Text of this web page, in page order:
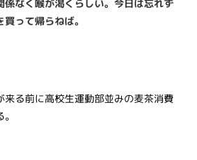
係なく喉が渇くらしい。今日は忘れず
って帰らねば。
来る前に高校生運動部並みの麦茶消費